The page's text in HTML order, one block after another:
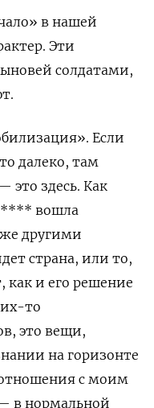
в нашей
Эти
солдатами,
Если
далеко, там
это здесь. Как
вошла
другими
страна, или то,
как и его решение
то
это вещи,
на горизонте
с моим
в нормальной